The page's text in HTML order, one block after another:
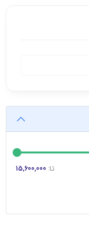
تا: 15,600,000